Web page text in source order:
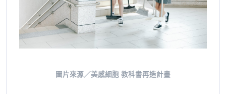
圖片來源／美感細胞 教科書再造計畫